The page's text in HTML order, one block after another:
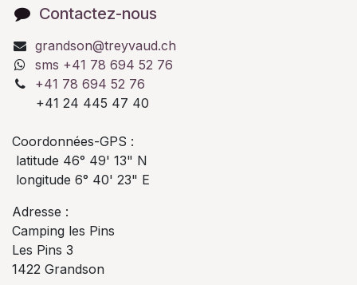
Contactez-nous
grandson@treyvaud.ch
sms +41 78 694 52 76
+41 78 694 52 76
+41 24 445 47 40
Coordonnées-GPS :
latitude 46° 49' 13" N
longitude 6° 40' 23" E
Adresse :
Camping les Pins
Les Pins 3
1422 Grandson